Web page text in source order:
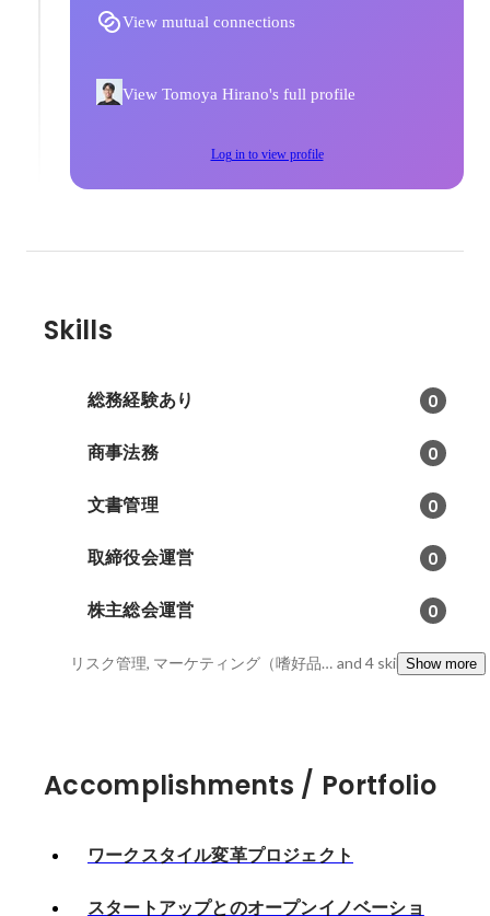
View mutual connections
View Tomoya Hirano's full profile
Log in to view profile
Skills
総務経験あり 0
商事法務 0
文書管理 0
取締役会運営 0
株主総会運営 0
リスク管理, マーケティング（嗜好品）, 新規事業企画 and 4 skillsShow more
Accomplishments / Portfolio
ワークスタイル変革プロジェクト
スタートアップとのオープンイノベーショ